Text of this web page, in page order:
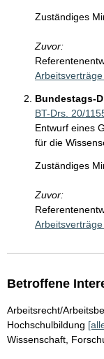
Zuständiges
Zuvor:
Bundestags-
BT-Drs. 20/
Entwurf eines
für die
Zuständiges
Zuvor:
Betroffene
Arbeitsrecht/
Hochschulbildung
Wissenschaft,